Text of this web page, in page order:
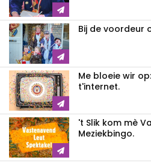
Bij de voordeur
Me bloeie wir
t'internet.
't Slik kom mè
Meziekbingo.